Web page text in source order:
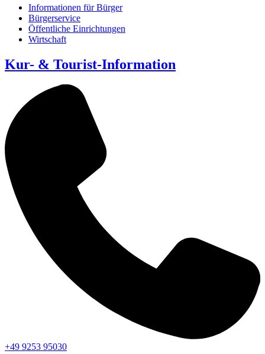
Informationen für Bürger
Bürgerservice
Öffentliche Einrichtungen
Wirtschaft
Kur- & Tourist-Information
+49 9253 95030